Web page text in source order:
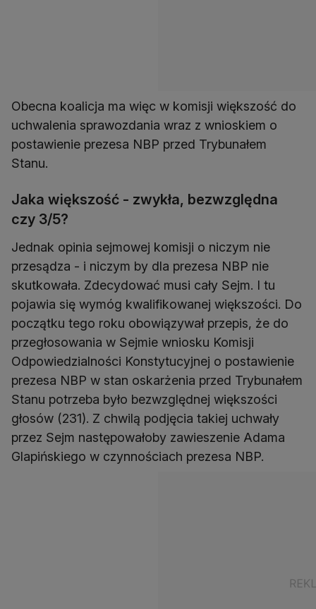
Obecna koalicja ma więc w komisji większość do
uchwalenia sprawozdania wraz z wnioskiem o
postawienie prezesa NBP przed Trybunałem
Stanu.
Jaka większość - zwykła, bezwzględna
czy 3/5?
Jednak opinia sejmowej komisji o niczym nie
przesądza - i niczym by dla prezesa NBP nie
skutkowała. Zdecydować musi cały Sejm. I tu
pojawia się wymóg kwalifikowanej większości. Do
początku tego roku obowiązywał przepis, że do
przegłosowania w Sejmie wniosku Komisji
Odpowiedzialności Konstytucyjnej o postawienie
prezesa NBP w stan oskarżenia przed Trybunałem
Stanu potrzeba było bezwzględnej większości
głosów (231). Z chwilą podjęcia takiej uchwały
przez Sejm następowałoby zawieszenie Adama
Glapińskiego w czynnościach prezesa NBP.